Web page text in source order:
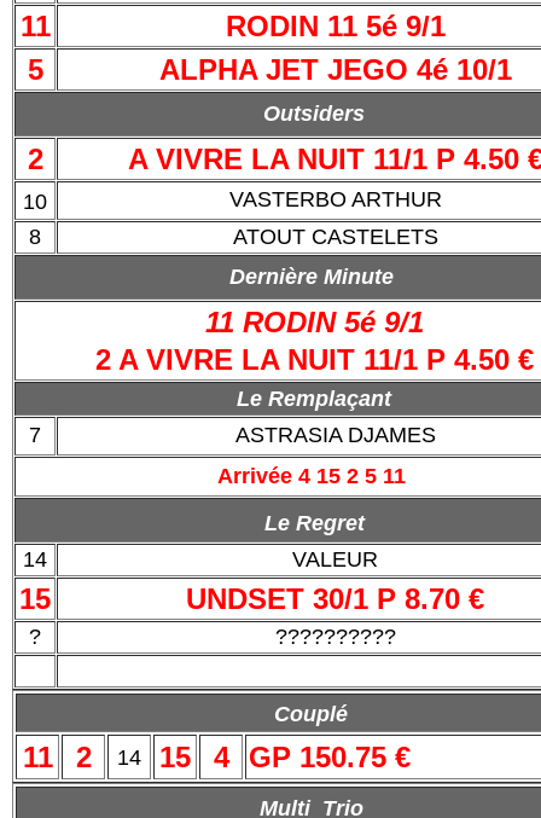
11
RODIN 11 5é 9/1
5
ALPHA JET JEGO 4é 10/1
Outsiders
2 A VIVRE LA NUIT 11/1 P 4.50
10
VASTERBO ARTHUR
8
ATOUT CASTELETS
Dernière Minute
11 RODIN 5é 9/1
2 A VIVRE LA NUIT 11/1 P 4.50 €
Le Remplaçant
7
ASTRASIA DJAMES
Arrivée 4 15 2 5 11
Le Regret
14
VALEUR
15 UNDSET 30/1 P 8.70 €
? ??????????
Couplé
11 2 14 15 4 GP 150.75 €
Multi Trio